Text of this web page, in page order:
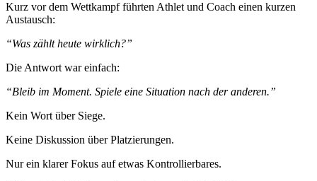
Kurz vor dem Wettkampf führten Athlet und Coach einen kurzen
Austausch:
“Was zählt heute wirklich?”
Die Antwort war einfach:
“Bleib im Moment. Spiele eine Situation nach der anderen.”
Kein Wort über Siege.
Keine Diskussion über Platzierungen.
Nur ein klarer Fokus auf etwas Kontrollierbares.